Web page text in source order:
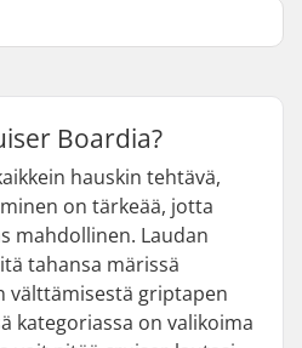
Boardia?
hauskin tehtävä,
on tärkeää, jotta
mahdollinen. Laudan
tahansa märissä
välttämisestä griptapen
kategoriassa on valikoima